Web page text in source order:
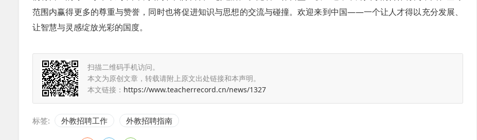
范围内赢得更多的尊重与赞誉，同时也将促进知识与思想的交流与碰撞。欢迎来到中国——一个让人才得以充分发展、
让智慧与灵感绽放光彩的国度。
扫描二维码手机访问。
本文为原创文章，转载请附上原文出处链接和本声明。
本文链接： https://www.teacherrecord.cn/news/1327
标签: 外教招聘工作 外教招聘指南